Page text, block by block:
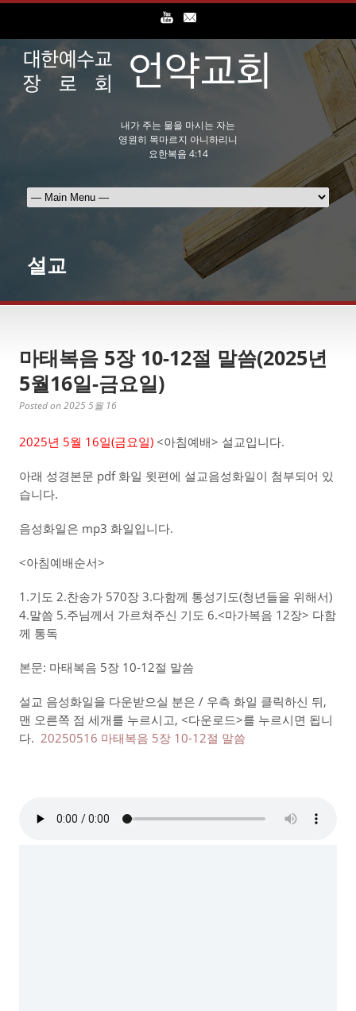
내가 주는 물을 마시는 자는
영원히 목마르지 아니하리니
요한복음 4:14
설교
마태복음 5장 10-12절 말씀(2025년
5월16일-금요일)
Posted on 2025 5월 16
2025년 5월 16일(금요일) <아침예배> 설교입니다.
아래 성경본문 pdf 화일 윗편에 설교음성화일이 첨부되어 있
습니다.
음성화일은 mp3 화일입니다.
<아침예배순서>
1.기도 2.찬송가 570장 3.다함께 통성기도(청년들을 위해서)
4.말씀 5.주님께서 가르쳐주신 기도 6.<마가복음 12장> 다함
께 통독
본문: 마태복음 5장 10-12절 말씀
설교 음성화일을 다운받으실 분은 / 우측 화일 클릭하신 뒤,
맨 오른쪽 점 세개를 누르시고, <다운로드>를 누르시면 됩니
다. 20250516 마태복음 5장 10-12절 말씀